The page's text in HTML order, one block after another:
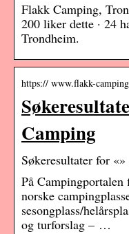
Flakk Camping,
200 liker dette · 24
Trondheim.
https:// www.flakk-
Camping
Søkeresultater for
På
norske
sesongplass/
og turforslag – …